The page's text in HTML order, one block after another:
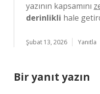
yazının kapsamını
derinlikli hale
Şubat 13, 2026 Yanıtla
Bir yanıt yazın